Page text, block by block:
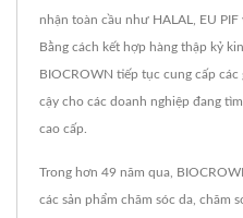
nhận toàn cầu như HALAL, EU
Bằng cách kết hợp hàng thập kỷ
BIOCROWN tiếp tục cung cấp
cậy cho các doanh nghiệp đang
cao cấp.
Trong hơn 49 năm qua,
các sản phẩm chăm sóc da, chăm